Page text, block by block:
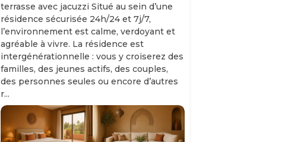
terrasse avec jacuzzi Situé au sein d’une
résidence sécurisée 24h/24 et 7j/7,
l’environnement est calme, verdoyant et
agréable à vivre. La résidence est
intergénérationnelle : vous y croiserez des
familles, des jeunes actifs, des couples,
des personnes seules ou encore d’autres
r...
Slide 1 of 11